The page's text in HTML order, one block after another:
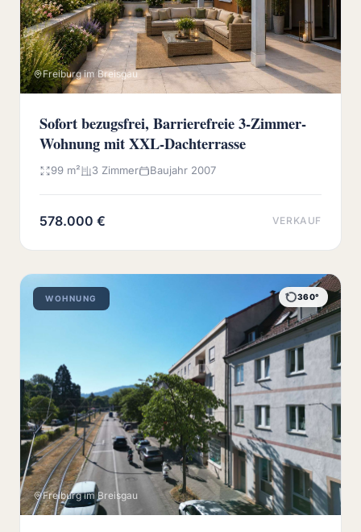
Freiburg im Breisgau
Sofort bezugsfrei, Barrierefreie 3-Zimmer-
Wohnung mit XXL-Dachterrasse
99 m² 3 Zimmer Baujahr 2007
578.000 € VERKAUF
WOHNUNG 360°
Freiburg im Breisgau